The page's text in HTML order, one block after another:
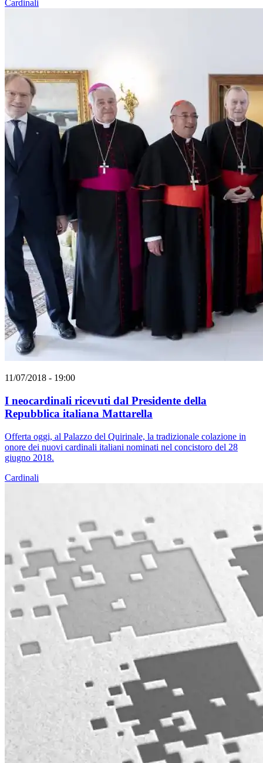
Cardinali
11/07/2018 - 19:00
I neocardinali ricevuti dal Presidente della
Repubblica italiana Mattarella
Offerta oggi, al Palazzo del Quirinale, la tradizionale colazione in
onore dei nuovi cardinali italiani nominati nel concistoro del 28
giugno 2018.
Cardinali